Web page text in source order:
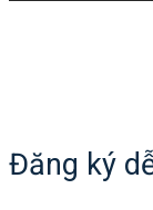
Đăng ký